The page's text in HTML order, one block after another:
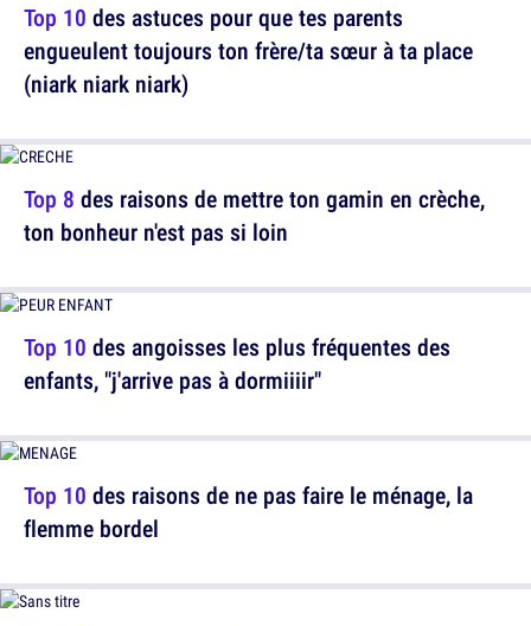
Top 10 des astuces pour que tes parents
engueulent toujours ton frère/ta sœur à ta place
(niark niark niark)
Top 10 des angoisses les plus fréquentes des
enfants, "j'arrive pas à dormiiiir"
Top 8 des raisons de mettre ton gamin en crèche,
ton bonheur n'est pas si loin
Top 10 des raisons de ne pas faire le ménage, la
flemme bordel